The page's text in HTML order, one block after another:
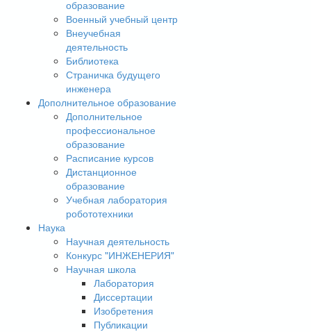
образование
Военный учебный центр
Внеучебная
деятельность
Библиотека
Страничка будущего
инженера
Дополнительное образование
Дополнительное
профессиональное
образование
Расписание курсов
Дистанционное
образование
Учебная лаборатория
робототехники
Наука
Научная деятельность
Конкурс "ИНЖЕНЕРИЯ"
Научная школа
Лаборатория
Диссертации
Изобретения
Публикации